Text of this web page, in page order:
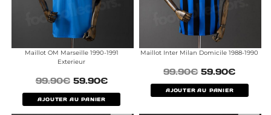
Maillot OM Marseille 1990-1991
Exterieur
99.90€ 59.90€
AJOUTER AU PANIER
Maillot Inter Milan Domicile 1988-1990
99.90€ 59.90€
AJOUTER AU PANIER